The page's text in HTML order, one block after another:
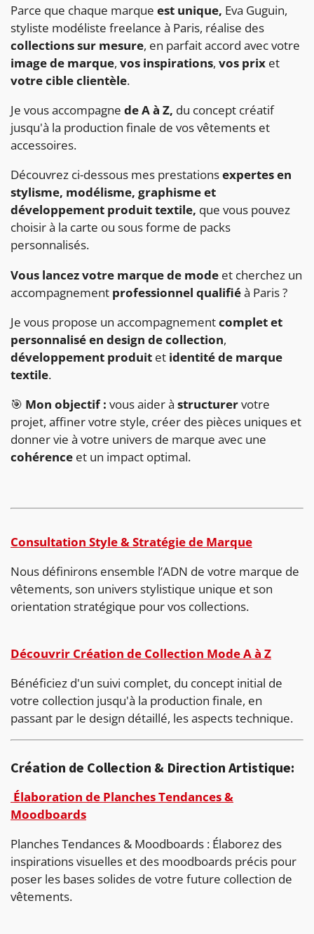
Parce que chaque marque est unique, Eva Guguin,
styliste modéliste freelance à Paris, réalise des
collections sur mesure, en parfait accord avec votre
image de marque, vos inspirations, vos prix et
votre cible clientèle.
Je vous accompagne de A à Z, du concept créatif
jusqu'à la production finale de vos vêtements et
accessoires.
Découvrez ci-dessous mes prestationsexpertes en
stylisme, modélisme, graphisme et
développement produit textile, que vous pouvez
choisir à la carte ou sous forme de packs
personnalisés.
Vous lancez votre marque de mode et cherchez un
accompagnement professionnel qualifiéà Paris ?
Je vous propose un accompagnementcomplet et
personnalisé en design de collection,
développement produit et identité de marque
textile.
🎯 Mon objectif : vous aider à structurervotre
projet, affiner votre style, créer des pièces uniques et
donner vie à votre univers de marque avec une
cohérence et un impact optimal.
Consultation Style & Stratégie de Marque
Nous définirons ensemble l’ADN de votre marque de
vêtements, son univers stylistique unique et son
orientation stratégique pour vos collections.
Découvrir Création de Collection Mode A à Z
Bénéficiez d'un suivi complet, du concept initial de
votre collection jusqu'à la production finale, en
passant par le design détaillé, les aspects technique.
Création de Collection & Direction Artistique:
Élaboration de Planches Tendances &
Moodboards
Planches Tendances & Moodboards : Élaborez des
inspirations visuelles et des moodboards précis pour
poser les bases solides de votre future collection de
vêtements.